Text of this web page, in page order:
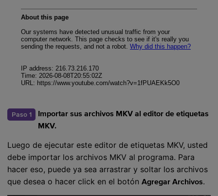
Paso 1
Importar sus archivos MKV al editor de etiquetas
MKV.
Luego de ejecutar este editor de etiquetas MKV, usted
debe importar los archivos MKV al programa. Para
hacer eso, puede ya sea arrastrar y soltar los archivos
que desea o hacer click en el botón Agregar Archivos.